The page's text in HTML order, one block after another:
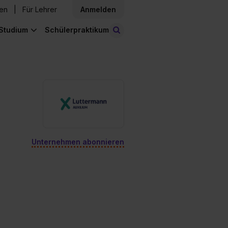
Für Lehrer Anmelden
Schülerpraktikum
Unternehmen abonnieren